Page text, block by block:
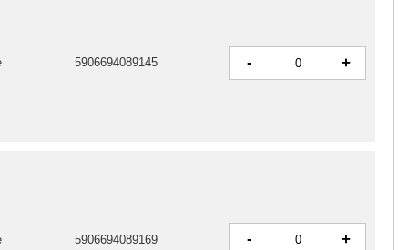
5906694089145 - +
5906694089169 - +